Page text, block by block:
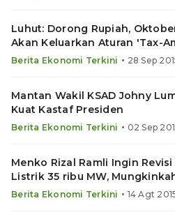
Luhut: Dorong Rupiah,
Akan Keluarkan Aturan 'Tax-
Berita Ekonomi Terkini • 28 Sep
Mantan Wakil KSAD Johny
Kuat Kastaf Presiden
Berita Ekonomi Terkini • 02 Sep
Menko Rizal Ramli Ingin
Listrik 35 ribu MW,
Berita Ekonomi Terkini • 14 Agt